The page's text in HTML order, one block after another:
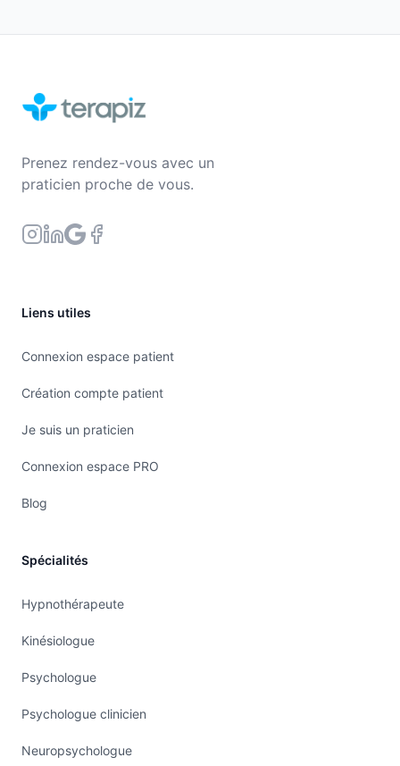
Prenez rendez-vous avec un
praticien proche de vous.
Liens utiles
Connexion espace patient
Création compte patient
Je suis un praticien
Connexion espace PRO
Blog
Spécialités
Hypnothérapeute
Kinésiologue
Psychologue
Psychologue clinicien
Neuropsychologue